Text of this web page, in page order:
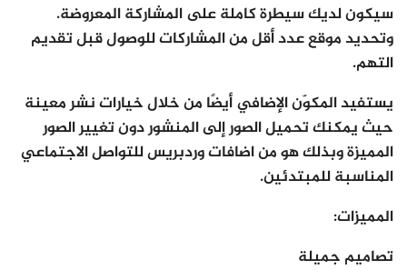
سيكون لديك سيطرة كاملة على المشاركة المعروضة.
وتحديد موقع عدد أقل من المشاركات للوصول قبل تقديم
التهم.
يستفيد المكوّن الإضافي أيضًا من خلال خيارات نشر معينة
حيث يمكنك تحميل الصور إلى المنشور دون تغيير الصور
المميزة وبذلك هو من اضافات وردبريس للتواصل الاجتماعي
المناسبة للمبتدئين.
المميزات:
تصاميم جميلة